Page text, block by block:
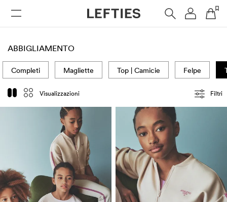
ABBIGLIAMENTO
Visualizzazioni Filtri
Completi Magliette Top | Camicie Felpe